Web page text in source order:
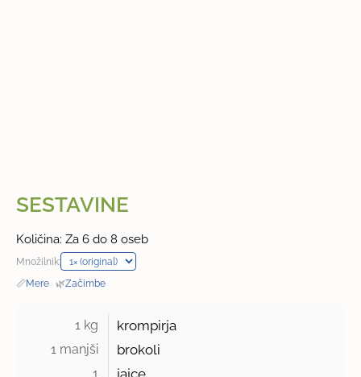
SESTAVINE
Količina: Za 6 do 8 oseb
Množilnik:
📏Mere · 🌿Začimbe
1 kg krompirja
1 manjši brokoli
1